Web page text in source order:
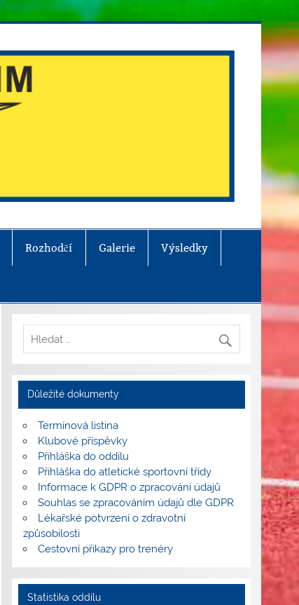
Rozhodčí Galerie Výsledky
Důležité dokumenty
Termínová listina
Klubové příspěvky
Přihláška do oddílu
Přihláška do atletické sportovní třídy
Informace k GDPR o zpracování údajů
Souhlas se zpracováním údajů dle GDPR
Lékařské potvrzení o zdravotní
způsobilosti
Cestovní příkazy pro trenéry
Statistika oddílu